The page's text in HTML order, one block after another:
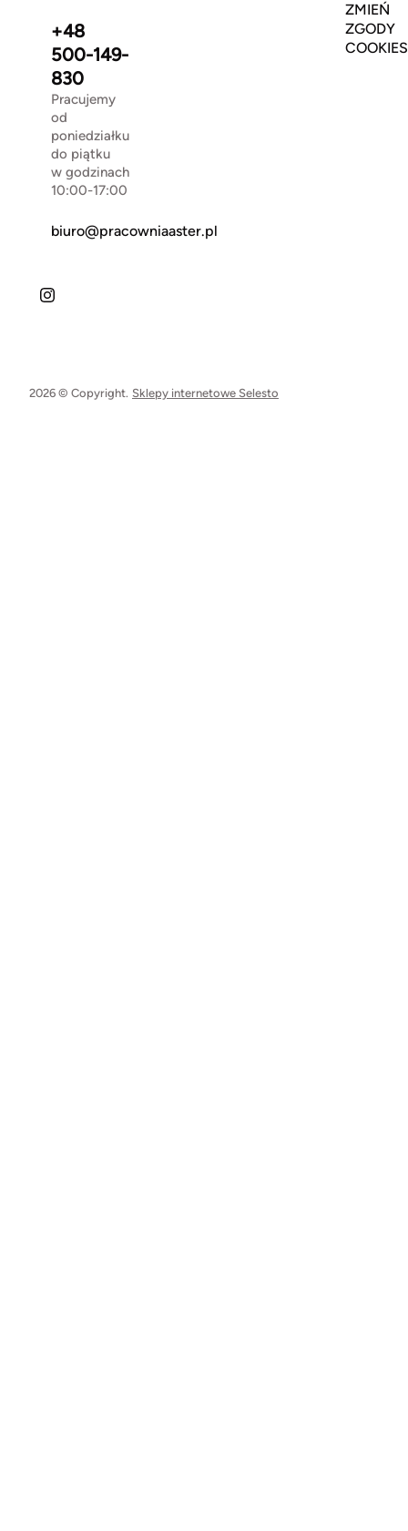
+48
500-149-
830
Pracujemy
od
poniedziałku
do piątku
w godzinach
10:00-17:00
biuro@pracowniaaster.pl
ZMIEŃ
ZGODY
COOKIES
2026 © Copyright. Sklepy internetowe Selesto